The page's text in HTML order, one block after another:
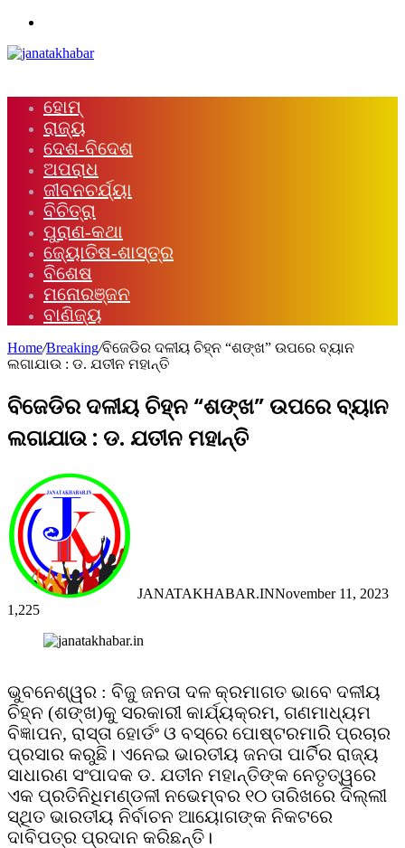
ହୋମ୍
ରାଜ୍ୟ
ଦେଶ-ବିଦେଶ
ଅପରାଧ
ଜୀବନଚର୍ଯ୍ୟା
ବିଚିତ୍ରା
ପୁରାଣ-କଥା
ଜ୍ୟୋତିଷ-ଶାସ୍ତ୍ର
ବିଶେଷ
ମନୋରଞ୍ଜନ
ବାଣିଜ୍ୟ
Home/Breaking/ବିଜେଡିର ଦଳୀୟ ଚିହ୍ନ “ଶଙ୍ଖ” ଉପରେ ବ୍ୟାନ
ଲଗାଯାଉ : ଡ. ଯତୀନ ମହାନ୍ତି
ବିଜେଡିର ଦଳୀୟ ଚିହ୍ନ “ଶଙ୍ଖ” ଉପରେ ବ୍ୟାନ
ଲଗାଯାଉ : ଡ. ଯତୀନ ମହାନ୍ତି
JANATAKHABAR.INNovember 11, 2023
1,225
ଭୁବନେଶ୍ୱର : ବିଜୁ ଜନତା ଦଳ କ୍ରମାଗତ ଭାବେ ଦଳୀୟ
ଚିହ୍ନ (ଶଙ୍ଖ)କୁ ସରକାରୀ କାର୍ଯ୍ୟକ୍ରମ, ଗଣମାଧ୍ୟମ
ବିଜ୍ଞାପନ, ରାସ୍ତା ହୋର୍ଡଂ ଓ ବସ୍‌ରେ ପୋଷ୍ଟରମାରି ପ୍ରଚାର
ପ୍ରସାର କରୁଛି। ଏନେଇ ଭାରତୀୟ ଜନତା ପାର୍ଟିର ରାଜ୍ୟ
ସାଧାରଣ ସଂପାଦକ ଡ. ଯତୀନ ମହାନ୍ତିଙ୍କ ନେତୃତ୍ୱରେ
ଏକ ପ୍ରତିନିଧିମଣ୍ଡଳୀ ନଭେମ୍ବର ୧୦ ତାରିଖରେ ଦିଲ୍ଲୀ
ସ୍ଥିତ ଭାରତୀୟ ନିର୍ବାଚନ ଆୟୋଗଙ୍କ ନିକଟରେ
ଦାବିପତ୍ର ପ୍ରଦାନ କରିଛନ୍ତି।